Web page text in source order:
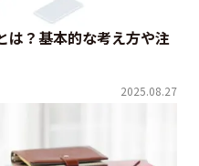
は？基本的な考え方や注
2025.08.27